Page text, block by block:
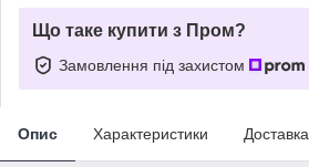
Що таке купити з Пром?
Замовлення під захистом
Опис Характеристики Доставка